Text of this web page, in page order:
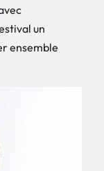
un
ensemble